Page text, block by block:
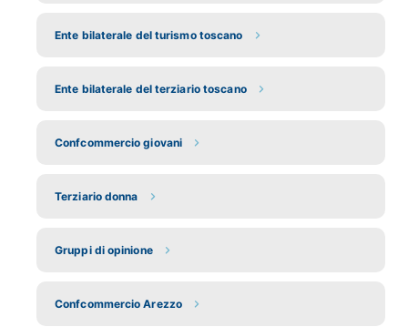
Ente bilaterale del turismo toscano
Ente bilaterale del terziario toscano
Confcommercio giovani
Terziario donna
Gruppi di opinione
Confcommercio Arezzo